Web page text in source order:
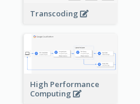
Transcoding
High Performance
Computing